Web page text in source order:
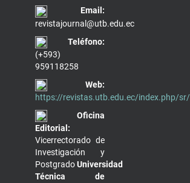
Email:
revistajournal@utb.edu.ec
Teléfono:
(+593)
959118258
Web:
https://revistas.utb.edu.ec/index.php/sr/
Oficina
Editorial:
Vicerrectorado de
Investigación y
PostgradoUniversidad
Técnica de